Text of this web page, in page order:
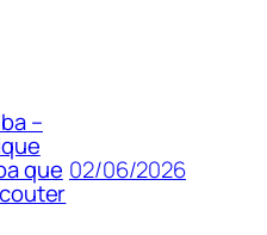
–
que 02/06/2026